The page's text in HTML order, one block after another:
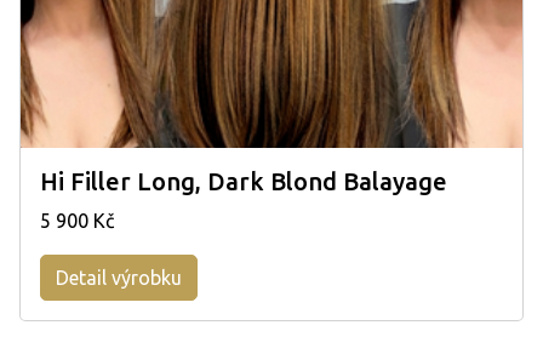
Hi Filler Long, Dark Blond Balayage
5 900 Kč
Detail výrobku